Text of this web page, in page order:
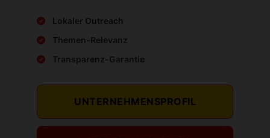
Lokaler Outreach
Themen-Relevanz
Transparenz-Garantie
UNTERNEHMENSPROFIL